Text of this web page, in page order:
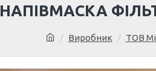
Виробник ТОВ
НАПІВМАСКА